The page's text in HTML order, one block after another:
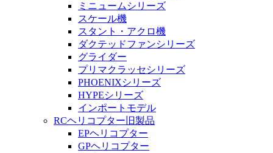
ミニュームシリーズ
スケール機
スタント・アクロ機
ダクテッドファンシリーズ
グライダー
プリマクラッセシリーズ
PHOENIXシリーズ
HYPEシリーズ
インポートモデル
RCヘリコプター旧製品
EPヘリコプター
GPヘリコプター